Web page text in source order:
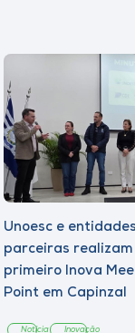
Unoesc e entidades
parceiras realizam
primeiro Inova
Point em Capinzal
Notícia Inovação